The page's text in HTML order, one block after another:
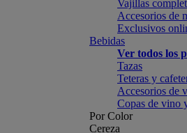
Vajillas
Accesorios de
Exclusivos
Bebidas
Ver todos los
Tazas
Teteras y
Accesorios de
Copas de vino
Por Color
Cereza